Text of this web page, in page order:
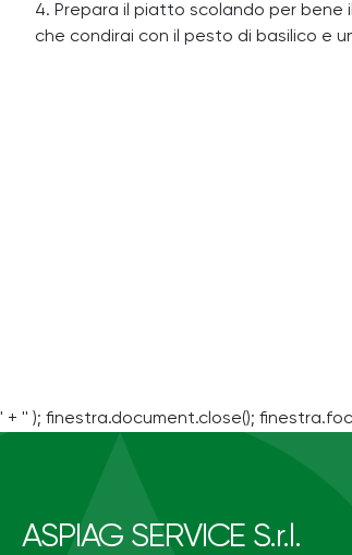
4. Prepara il piatto scolando per
che condirai con il pesto di basilico e
' + '' ); finestra.document.close();
ASPIAG SERVICE S.r.l.